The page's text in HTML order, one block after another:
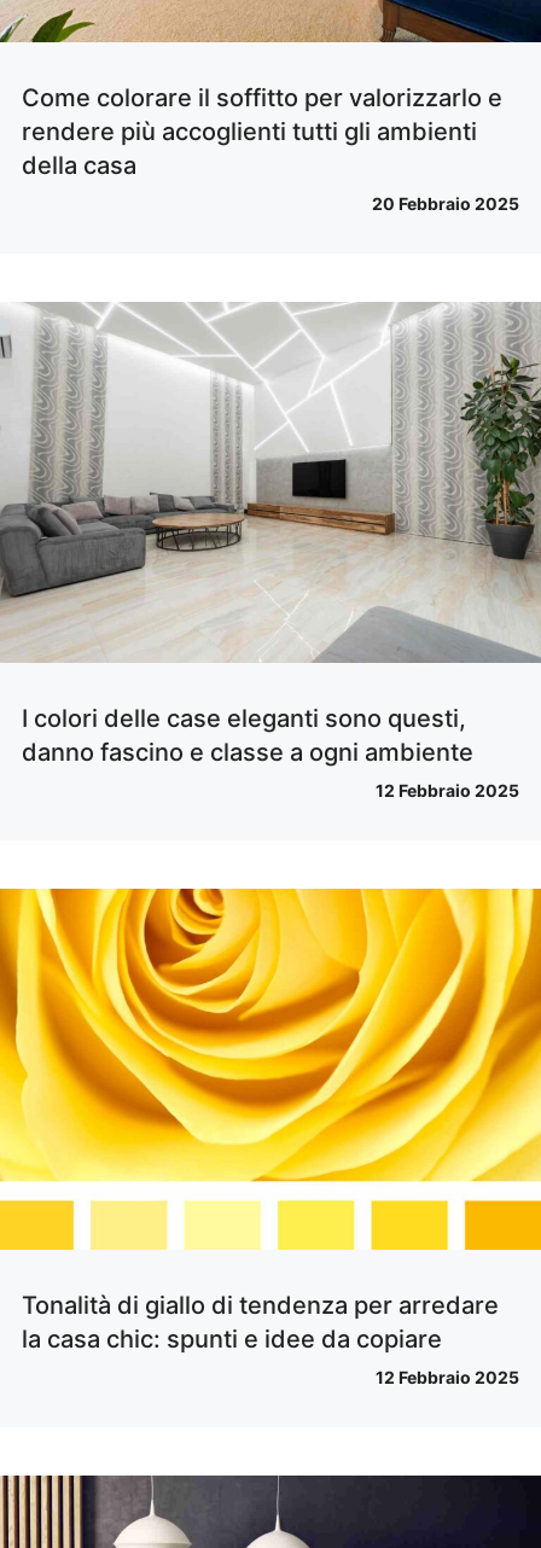
Come colorare il soffitto per valorizzarlo e
rendere più accoglienti tutti gli ambienti
della casa
20 Febbraio 2025
I colori delle case eleganti sono questi,
danno fascino e classe a ogni ambiente
12 Febbraio 2025
Tonalità di giallo di tendenza per arredare
la casa chic: spunti e idee da copiare
12 Febbraio 2025